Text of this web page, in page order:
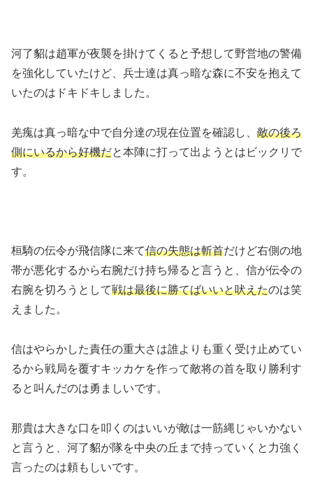
河了貂は趙軍が夜襲を掛けてくると予想して野営地の警備
を強化していたけど、兵士達は真っ暗な森に不安を抱えて
いたのはドキドキしました。
羌瘣は真っ暗な中で自分達の現在位置を確認し、 敵の後ろ
側にいるから好機だと本陣に打って出ようとはビックリで
す。
桓騎の伝令が飛信隊に来て信の失態は斬首だけど右側の地
帯が悪化するから右腕だけ持ち帰ると言うと、信が伝令の
右腕を切ろうとして戦は最後に勝てばいいと吠えたのは笑
えました。
信はやらかした責任の重大さは誰よりも重く受け止めてい
るから戦局を覆すキッカケを作って敵将の首を取り勝利す
ると叫んだのは勇ましいです。
那貴は大きな口を叩くのはいいが敵は一筋縄じゃいかない
と言うと、河了貂が隊を中央の丘まで持っていくと力強く
言ったのは頼もしいです。